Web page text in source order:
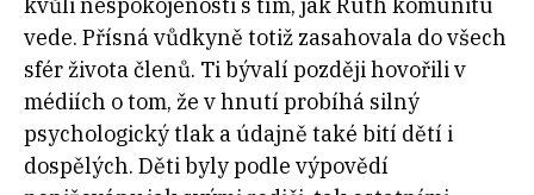
kvůli nespokojenosti s tím, jak Ruth komunitu
vede. Přísná vůdkyně totiž zasahovala do všech
sfér života členů. Ti bývalí později hovořili v
médiích o tom, že v hnutí probíhá silný
psychologický tlak a údajně také bití dětí i
dospělých. Děti byly podle výpovědí